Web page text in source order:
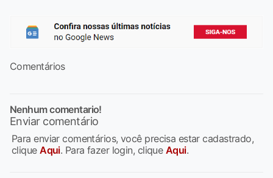
Comentários
Nenhum comentario!
Enviar comentário
Para enviar comentários, você precisa estar cadastrado,
cliqueAqui. Para fazer login, clique Aqui.